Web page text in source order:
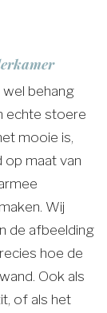
behang
echte stoere
mooie is,
maat van
Wij
de afbeelding
hoe de
Ook als
of als het